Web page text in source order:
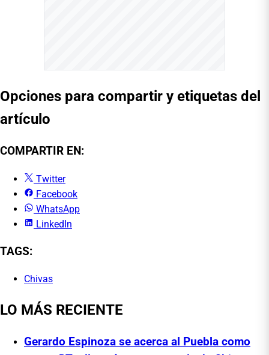
Opciones para compartir y etiquetas del
artículo
COMPARTIR EN:
Twitter
Facebook
WhatsApp
LinkedIn
TAGS:
Chivas
LO MÁS RECIENTE
Gerardo Espinoza se acerca al Puebla como